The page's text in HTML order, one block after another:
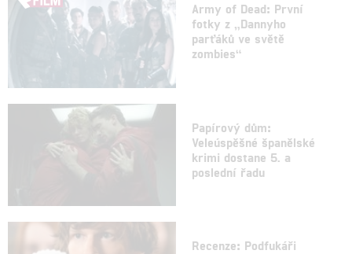
Army of Dead: První
fotky z „Dannyho
parťáků ve světě
zombies“
Papírový dům:
Veleúspěšné španělské
krimi dostane 5. a
poslední řadu
Recenze: Podfukáři